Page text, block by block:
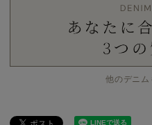
他のデニ